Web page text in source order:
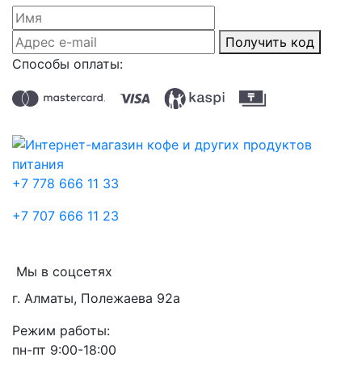
Получить код
Способы оплаты:
+7 778 666 11 33
+7 707 666 11 23
Мы в соцсетях
г. Алматы, Полежаева 92а
Режим работы:
пн-пт 9:00-18:00